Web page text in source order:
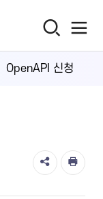
OpenAPI 신청